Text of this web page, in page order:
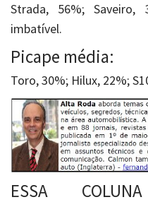
Strada, 56%; Saveiro,
imbatível.
Picape média:
Toro, 30%; Hilux, 22%;
ESSA